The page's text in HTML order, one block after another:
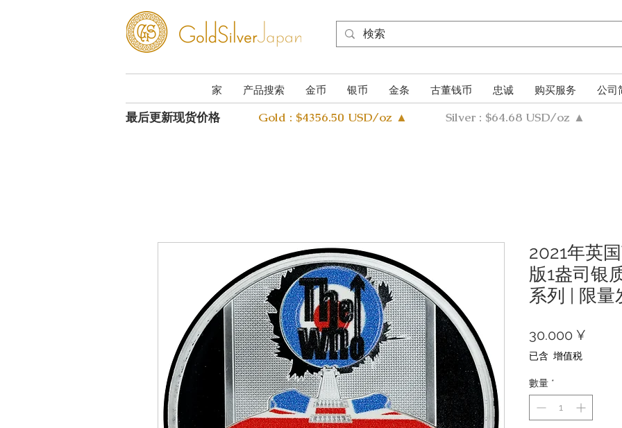
家 产品搜索 金币 银币 金条 古董钱币 忠诚 购买服务 公司
最后更新现货价格 Gold : $4356.50 USD/oz ▲ Silver : $64.68 USD/oz ▲
2021年英
版1盎司银
系列 | 限量
30.000 ¥
已含 增值税
數量 *